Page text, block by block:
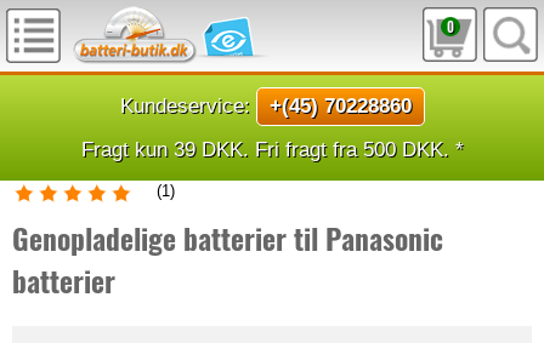
0
Kundeservice:
+(45) 70228860
Fragt kun 39 DKK. Fri fragt fra 500 DKK. *
(1)
Genopladelige batterier til Panasonic
batterier